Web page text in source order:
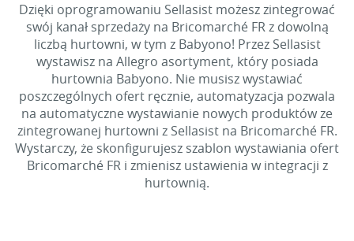
Dzięki oprogramowaniu Sellasist możesz zintegrować
swój kanał sprzedaży na Bricomarché FR z dowolną
liczbą hurtowni, w tym z Babyono! Przez Sellasist
wystawisz na Allegro asortyment, który posiada
hurtownia Babyono. Nie musisz wystawiać
poszczególnych ofert ręcznie, automatyzacja pozwala
na automatyczne wystawianie nowych produktów ze
zintegrowanej hurtowni z Sellasist na Bricomarché FR.
Wystarczy, że skonfigurujesz szablon wystawiania ofert
Bricomarché FR i zmienisz ustawienia w integracji z
hurtownią.